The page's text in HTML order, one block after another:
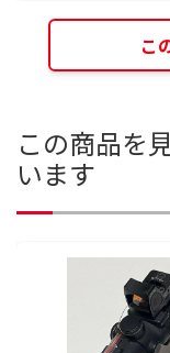
こ
この商品を
います